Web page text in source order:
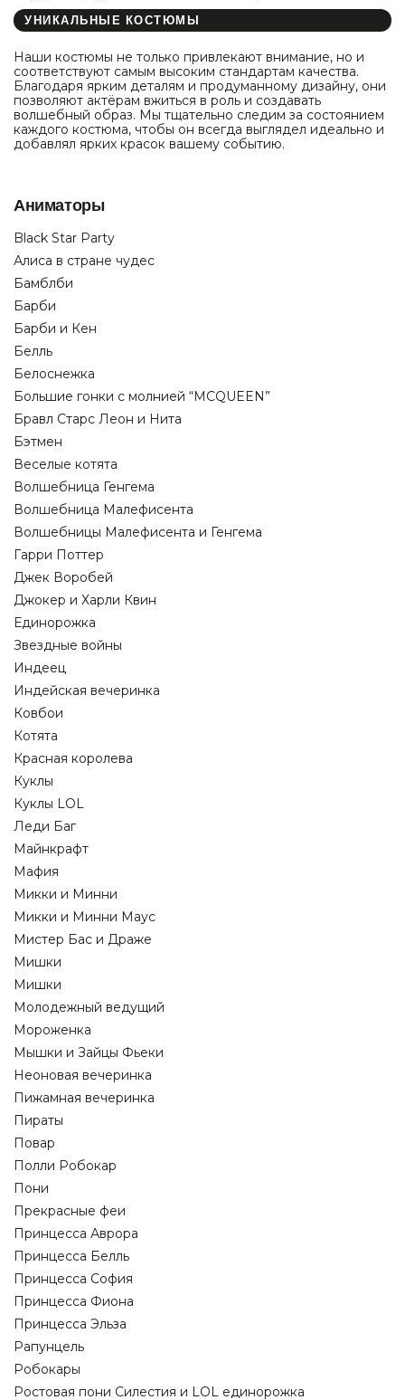
УНИКАЛЬНЫЕ КОСТЮМЫ
Наши костюмы не только привлекают внимание, но и
соответствуют самым высоким стандартам качества.
Благодаря ярким деталям и продуманному дизайну, они
позволяют актёрам вжиться в роль и создавать
волшебный образ. Мы тщательно следим за состоянием
каждого костюма, чтобы он всегда выглядел идеально и
добавлял ярких красок вашему событию.
Аниматоры
Black Star Party
Алиса в стране чудес
Бамблби
Барби
Барби и Кен
Белль
Белоснежка
Большие гонки с молнией “MCQUEEN”
Бравл Старс Леон и Нита
Бэтмен
Веселые котята
Волшебница Генгема
Волшебница Малефисента
Волшебницы Малефисента и Генгема
Гарри Поттер
Джек Воробей
Джокер и Харли Квин
Единорожка
Звездные войны
Индеец
Индейская вечеринка
Ковбои
Котята
Красная королева
Куклы
Куклы LOL
Леди Баг
Майнкрафт
Мафия
Микки и Минни
Микки и Минни Маус
Мистер Бас и Драже
Мишки
Мишки
Молодежный ведущий
Мороженка
Мышки и Зайцы Фьеки
Неоновая вечеринка
Пижамная вечеринка
Пираты
Повар
Полли Робокар
Пони
Прекрасные феи
Принцесса Аврора
Принцесса Белль
Принцесса София
Принцесса Фиона
Принцесса Эльза
Рапунцель
Робокары
Ростовая пони Силестия и LOL единорожка